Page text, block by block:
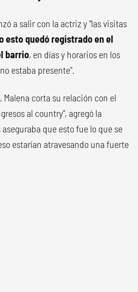
a salir con la actriz y "las visitas
esto quedó registrado en el
barrio, en días y horarios en los
estaba presente".
Malena corta su relación con el
al country", agregó la
que esto fue lo que se
estarían atravesando una fuerte